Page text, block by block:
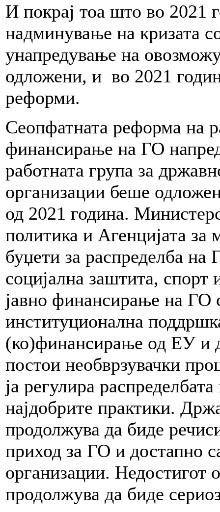
И покрај тоа што во 2021
надминување на кризата
унапредување на
одложени, и во 2021
реформи.
Сеопфатната реформа на
финансирање на ГО
работната група за
организации беше
од 2021 година.
политика и Агенцијата за
буџети за распределба на
социјална заштита,
јавно финансирање на ГО
институционална
(ко)финансирање од ЕУ и
постои необврзувачки
ја регулира
најдобрите практики.
продолжува да биде
приход за ГО и достапно
организации. Недостигот
продолжува да биде